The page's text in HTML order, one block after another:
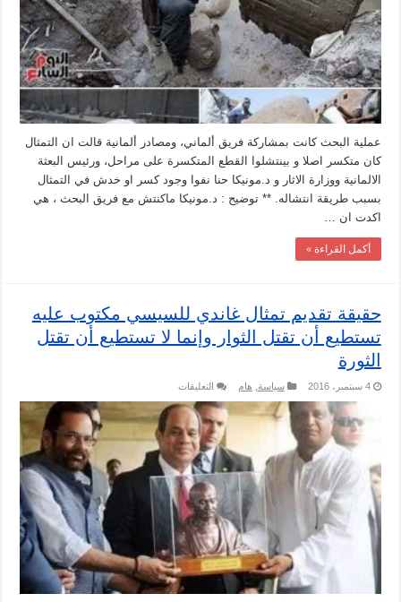
مغلقة
عملية البحث كانت بمشاركة فريق ألماني، ومصادر ألمانية قالت ان التمثال
كان متكسر اصلا و بينتشلوا القطع المتكسرة على مراحل، ورئيس البعثة
الالمانية ووزارة الاثار و د.مونيكا حنا نفوا وجود كسر او خدش في التمثال
بسبب طريقة انتشاله. ** توضيح : د.مونيكا ماكنتش مع فريق البحث ، هي
اكدت ان …
أكمل القراءة »
حقيقة تقديم تمثال غاندي للسيسي مكتوب عليه
تستطيع أن تقتل الثوار وإنما لا تستطيع أن تقتل
الثورة
4 سبتمبر، 2016 سياسة هام التعليقات
تقديم
تمثال
غاندي
للسيسي
مكتوب
عليه
تستطيع
أن
تقتل
الثوار
وإنما
لا
تستطيع
أن
تقتل
الثورة
مغلقة